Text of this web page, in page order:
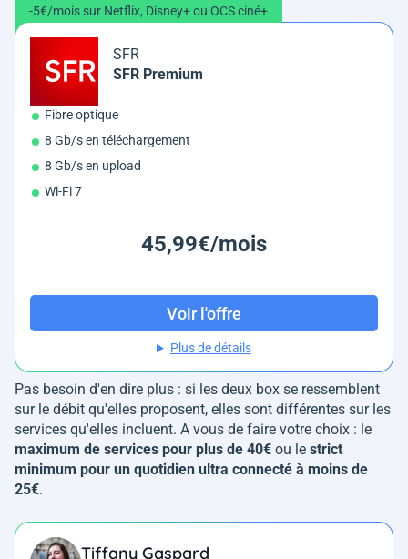
-5€/mois sur Netflix, Disney+ ou OCS ciné+
SFR
SFR Premium
Fibre optique
8 Gb/s en téléchargement
8 Gb/s en upload
Wi-Fi 7
45,99€/mois
Voir l'offre
Plus de détails
Pas besoin d'en dire plus : si les deux box se ressemblent
sur le débit qu'elles proposent, elles sont différentes sur les
services qu'elles incluent. A vous de faire votre choix : le
maximum de services pour plus de 40€ ou le strict
minimum pour un quotidien ultra connecté à moins de
25€.
Tiffany Gaspard